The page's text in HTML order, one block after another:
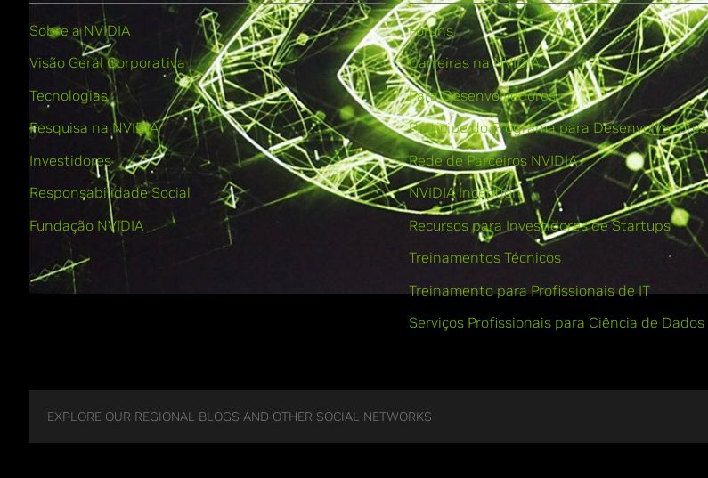
Sobre a NVIDIA
Visão Geral Corporativa
Tecnologias
Pesquisa na NVIDIA
Investidores
Responsabilidade Social
Fundação NVIDIA
Fóruns
Carreiras na NVIDIA
Para Desenvolvedores
Participe do Programa para Desenvolvedores
Rede de Parceiros NVIDIA
NVIDIA Inception
Recursos para Investidores de Startups
Treinamentos Técnicos
Treinamento para Profissionais de IT
Serviços Profissionais para Ciência de Dados
EXPLORE OUR REGIONAL BLOGS AND OTHER SOCIAL NETWORKS